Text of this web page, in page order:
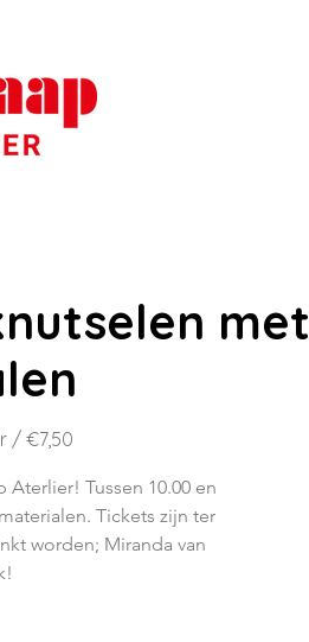
met
/ €7,50
Tussen 10.00 en
Tickets zijn ter
worden; Miranda van